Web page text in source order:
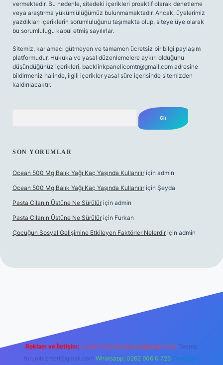
vermektedir. Bu nedenle, sitedeki içerikleri proaktif olarak denetleme
veya araştırma yükümlülüğümüz bulunmamaktadır. Ancak, üyelerimiz
yazdıkları içeriklerin sorumluluğunu taşımakta olup, siteye üye olarak
bu sorumluluğu kabul etmiş sayılırlar.
Sitemiz, kar amacı gütmeyen ve tamamen ücretsiz bir bilgi paylaşım
platformudur. Hukuka ve yasal düzenlemelere aykırı olduğunu
düşündüğünüz içerikleri, backlinkpanelicomtr@gmail.com adresine
bildirmeniz halinde, ilgili içerikler yasal süre içerisinde sitemizden
kaldırılacaktır.
SON YORUMLAR
Ocean 500 Mg Balık Yağı Kaç Yaşında Kullanılır için admin
Ocean 500 Mg Balık Yağı Kaç Yaşında Kullanılır için Şeyda
Pasta Cilanın Üstüne Ne Sürülür için admin
Pasta Cilanın Üstüne Ne Sürülür için Furkan
Çocuğun Sosyal Gelişimine Etkileyen Faktörler Nelerdir için admin
Reklam ve İletişim: E-mail: backlinkpaneli@gmail.com Teams:
forumhizmeti@gmail.com Whatsapp: 0262 606 0 726 Telegram: